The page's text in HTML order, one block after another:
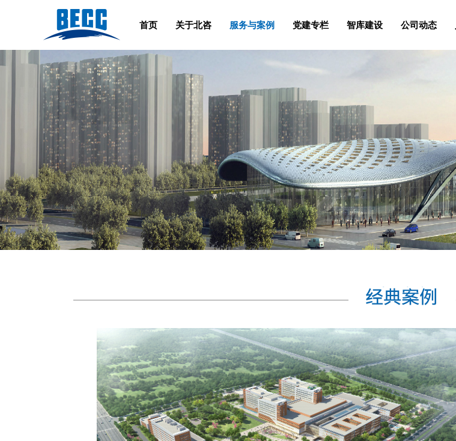
首页 关于北咨 服务与案例 党建专栏 智库建设 公司动态